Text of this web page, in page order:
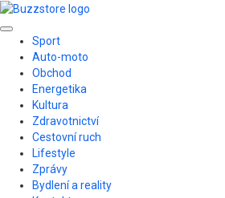
Skip
content
Primary
Menu
Sport
Auto-moto
Obchod
Energetika
Kultura
Zdravotnictví
Cestovní ruch
Lifestyle
Zprávy
Bydlení a reality